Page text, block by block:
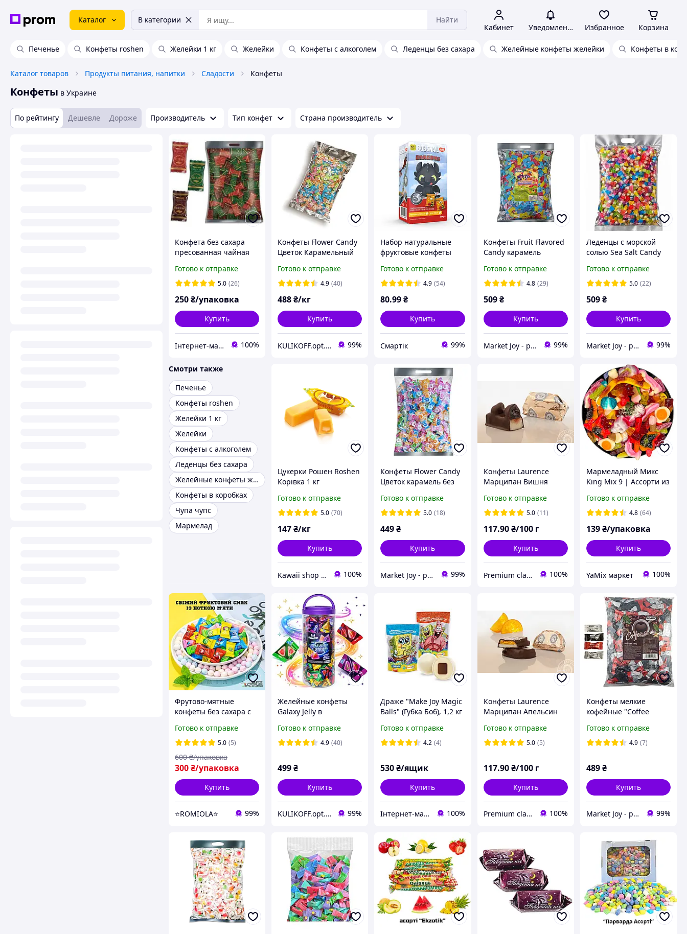
Каталог В категории Найти
Кабинет Уведомления Избранное Корзина
Печенье Конфеты roshen Желейки 1 кг Желейки Конфеты с алкоголем Леденцы без сахара Желейные конфеты желейки Конфеты в
Каталог товаров Продукты питания, напитки Сладости Конфеты
Конфеты в Украине
По рейтингу Дешевле Дороже Производитель Тип конфет Страна производитель
Конфета без сахара
пресованная чайная
екстрактом
китайського чаю
Готово к отправке
5.0 (26)
250₴/упаковка
Купить
Інтернет-магазин солодощів "Candy joy" 100%
Конфеты Flower Candy
Цветок Карамельный
витамином С 1 кг
Готово к отправке
4.9 (40)
488₴/кг
Купить
KULIKOFF.opt.shop 99%
Набор натуральные
фруктовые конфеты
игрушка, Драконы, 20г
Готово к отправке
4.9 (54)
80.99₴
Купить
Смартік 99%
Конфеты Fruit Flavored
Candy карамель
сахара с витамином С
Готово к отправке
4.8 (29)
509 ₴
Купить
Market Joy - радость в каждой покупке! 99%
Леденцы с морской
солью Sea Salt Candy
Готово к отправке
5.0 (22)
509₴
Купить
Market Joy - радость в каждой покупке! 99%
Смотри также
Печенье
Конфеты roshen
Желейки 1 кг
Желейки
Конфеты с алкоголем
Леденцы без сахара
Желейные конфеты желейки
Конфеты в коробках
Чупа чупс
Мармелад
Цукерки Рошен Roshen
Корівка 1 кг
Готово к отправке
5.0 (70)
147₴/кг
Купить
Kawaii shop інтернет магазин 100%
Конфеты Flower Candy
Цветок карамель без
освежающие
Готово к отправке
5.0 (18)
449₴
Купить
Market Joy - радость в каждой покупке! 99%
Конфеты Laurence
Марципан Вишня
Лоуренс
Готово к отправке
5.0 (11)
117.90 ₴/100 г
Купить
Premium class 100%
Мармеладный Микс
King Mix 9 | Ассорти из
Жевательный
мармелад | Италия |
500г.
Готово к отправке
4.8 (64)
139₴/упаковка
Купить
YaMix маркет 100%
Фрутово-мятные
конфеты без сахара с
Освежающие леденцы
фруктовые для свежего
г.
Готово к отправке
5.0 (5)
300₴/упаковка
600 ₴/упаковка
Купить
⭐ROMIOLA⭐ 99%
Желейные конфеты
Galaxy Jelly в
Готово к отправке
4.9 (40)
499₴
Купить
KULIKOFF.opt.shop 99%
Драже "Make Joy Magic
Balls" (Губка Боб), 1,2 кг
Готово к отправке
4.2 (4)
530₴/ящик
Купить
Інтернет-магазин солодощів "Candy joy" 100%
Конфеты Laurence
Марципан Апельсин
Лоуренс
Готово к отправке
5.0 (5)
117.90 ₴/100 г
Купить
Premium class 100%
Конфеты мелкие
кофейные "Coffeе
Готово к отправке
4.9 (7)
489₴
Купить
Market Joy - радость в каждой покупке! 99%